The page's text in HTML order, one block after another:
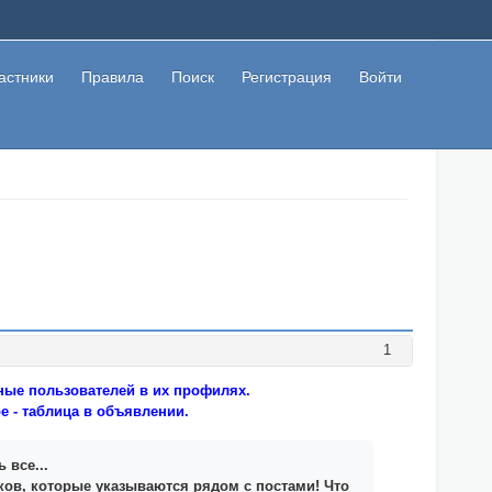
Правила Поиск Регистрация Войти
1
пользователей в их профилях.
- таблица в объявлении.
все...
которые указываются рядом с постами! Что